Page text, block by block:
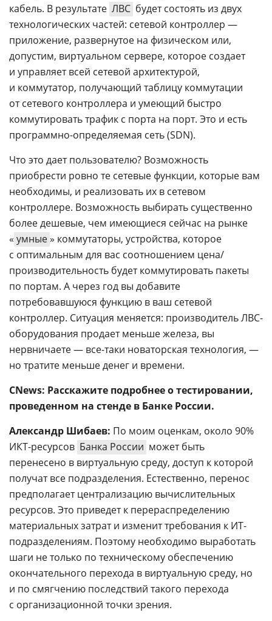
кабель. В результате ЛВС будет состоять из двух
технологических частей: сетевой контроллер —
приложение, развернутое на физическом или,
допустим, виртуальном сервере, которое создает
и управляет всей сетевой архитектурой,
и коммутатор, получающий таблицу коммутации
от сетевого контроллера и умеющий быстро
коммутировать трафик с порта на порт. Это и есть
программно-определяемая сеть (SDN).
Что это дает пользователю? Возможность
приобрести ровно те сетевые функции, которые вам
необходимы, и реализовать их в сетевом
контроллере. Возможность выбирать существенно
более дешевые, чем имеющиеся сейчас на рынке
« умные» коммутаторы, устройства, которое
с оптимальным для вас соотношением цена/
производительность будет коммутировать пакеты
по портам. А через год вы добавите
потребовавшуюся функцию в ваш сетевой
контроллер. Ситуация меняется: производитель ЛВС-
оборудования продает меньше железа, вы
нервничаете — все-таки новаторская технология, —
но тратите меньше денег и времени.
CNews: Расскажите подробнее о тестировании,
проведенном на стенде в Банке России.
Александр Шибаев: По моим оценкам, около 90%
ИКТ-ресурсов Банка России может быть
перенесено в виртуальную среду, доступ к которой
получат все подразделения. Естественно, перенос
предполагает централизацию вычислительных
ресурсов. Это приведет к перераспределению
материальных затрат и изменит требования к ИТ-
подразделениям. Поэтому необходимо выработать
шаги не только по техническому обеспечению
окончательного перехода в виртуальную среду, но
и по смягчению последствий такого перехода
с организационной точки зрения.